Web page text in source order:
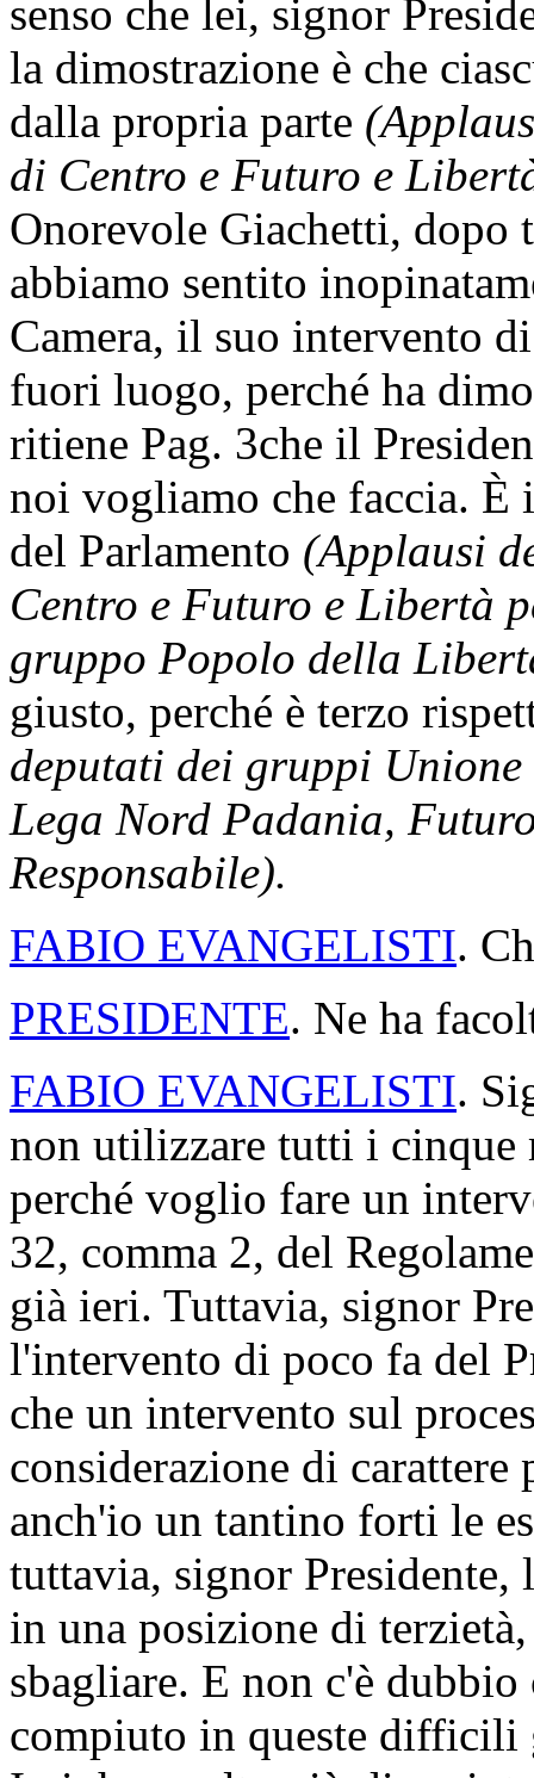
senso che lei, signor
la dimostrazione è che
dalla propria parte
di Centro e Futuro e
Onorevole Giachetti, dopo
abbiamo sentito
Camera, il suo intervento
fuori luogo, perché ha
ritiene Pag. 3che il
noi vogliamo che faccia. È
del Parlamento (Applausi
Centro e Futuro e Libertà
gruppo Popolo della
giusto, perché è terzo
deputati dei gruppi
Lega Nord Padania,
Responsabile).
FABIO EVANGELISTI.
PRESIDENTE. Ne ha
FABIO EVANGELISTI.
non utilizzare tutti i cinque
perché voglio fare un
32, comma 2, del
già ieri. Tuttavia, signor
l'intervento di poco fa del
che un intervento sul
considerazione di
anch'io un tantino forti le
tuttavia, signor Presidente,
in una posizione di
sbagliare. E non c'è dubbio
compiuto in queste difficili